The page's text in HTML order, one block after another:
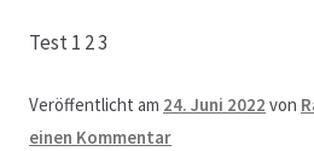
Bezahlung und Lieferung
Chronik
Test 1 2 3
Veröffentlicht am 24. Juni 2022 von
einen Kommentar